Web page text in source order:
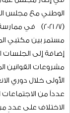
التحديات التي
وأضاف سعادته، بأن
مختلف القطاعات،
التعليم، وسوق